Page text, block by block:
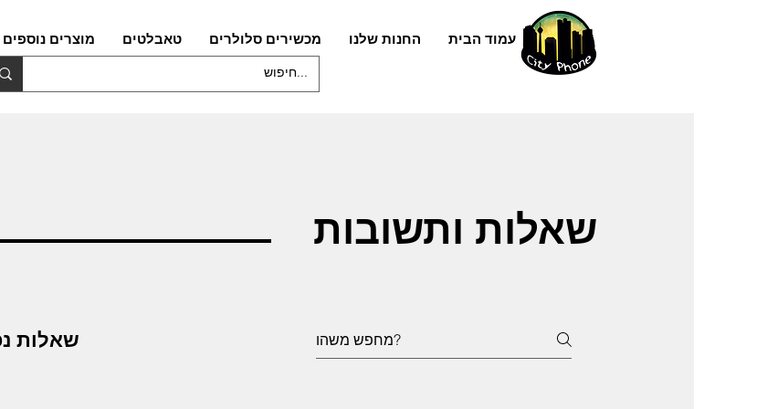
עמוד הבית החנות שלנו מכשירים סלולרים טאבלטים מוצרים נוספים
שאלות ותשובות
שאלות